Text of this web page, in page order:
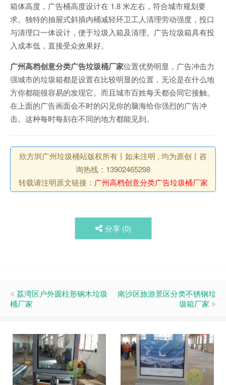
箱体高度，广告桶高度设计在 1.8 米左右，符合城市规划要
求。独特的抽屉式斜插内桶减轻环卫工人清理劳动强度，投口
与清理口一体设计，便于垃圾入箱及清理。广告垃圾箱具有投
入成本低，直接受众效果好。
广州高档创意分类广告垃圾桶厂家位置优势明显，广告冲击力
强城市的垃圾箱都是设置在比较明显的位置，无论是在什么地
方你都能很容易的发现它。而且城市百姓每天都会同它接触。
在上面的广告画面会不时的闪见你的脑海给你强烈的广告冲
击。这种每时每刻在不同的地方都能见到。
欣方圳广州垃圾桶站版权所有丨如未注明 , 均为原创丨咨
询热线：13902465298
转载请注明原文链接： 广州高档创意分类广告垃圾桶厂家
分享 (0)
荔湾区户外圆柱形钢木垃圾
桶厂家
南沙区旅游景区分类不锈钢垃
圾箱厂家